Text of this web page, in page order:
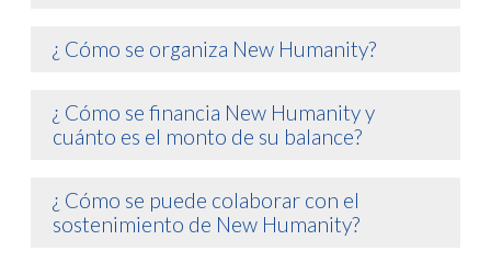
¿ Cómo se organiza New Humanity?
¿ Cómo se financia New Humanity y
cuánto es el monto de su balance?
¿ Cómo se puede colaborar con el
sostenimiento de New Humanity?